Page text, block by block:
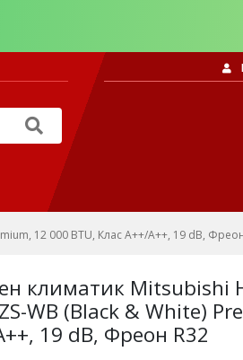
12 000 BTU, Клас A++/A++, 19 dB,
климатик Mitsubishi
WB (Black & White)
19 dB, Фреон R32